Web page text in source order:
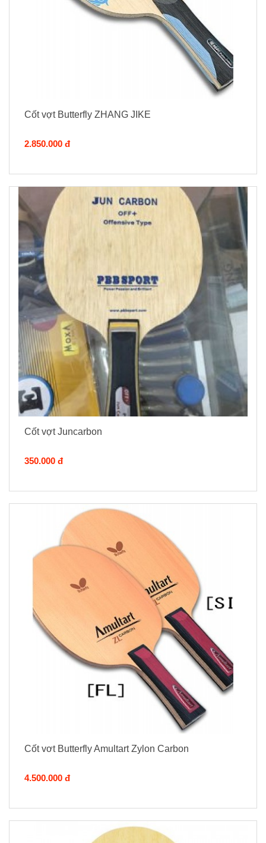
Cốt vợt Butterfly ZHANG JIKE
2.850.000 đ
Cốt vợt Juncarbon
350.000 đ
Cốt vơt Butterfly Amultart Zylon Carbon
4.500.000 đ